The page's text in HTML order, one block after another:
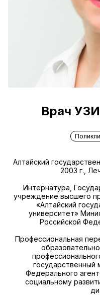
Врач
Алтайский
2003 г.,
Интернатура,
учреждение высшего
«Алтайский
университет»
Российской
Профессиональная
государственный
Федерального
социальному